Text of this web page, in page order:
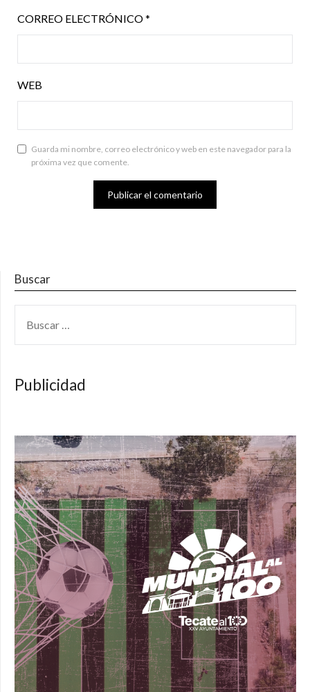
CORREO ELECTRÓNICO*
WEB
Guarda mi nombre, correo electrónico y web en este navegador para la
próxima vez que comente.
Buscar
Publicidad